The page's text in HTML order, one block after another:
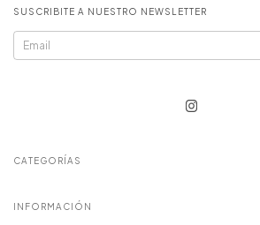
SUSCRIBITE A NUESTRO NEWSLETTER
CATEGORÍAS
INFORMACIÓN